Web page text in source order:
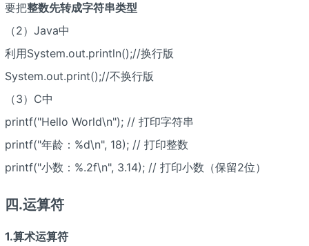
要把整数先转成字符串类型
（2）Java中
利用System.out.println();//换行版
System.out.print();//不换行版
（3）C中
printf("Hello World\n"); // 打印字符串
printf("年龄：%d\n", 18); // 打印整数
printf("小数：%.2f\n", 3.14); // 打印小数（保留2位）
四.运算符
1.算术运算符